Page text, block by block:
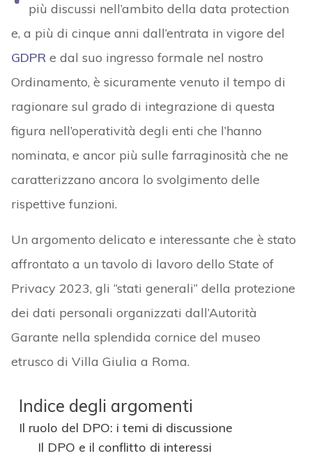
più discussi nell’ambito della data protection
e, a più di cinque anni dall’entrata in vigore del
GDPRe dal suo ingresso formale nel nostro
Ordinamento, è sicuramente venuto il tempo di
ragionare sul grado di integrazione di questa
figura nell’operatività degli enti che l’hanno
nominata, e ancor più sulle farraginosità che ne
caratterizzano ancora lo svolgimento delle
rispettive funzioni.
Un argomento delicato e interessante che è stato
affrontato a un tavolo di lavoro dello State of
Privacy 2023, gli “stati generali” della protezione
dei dati personali organizzati dall’Autorità
Garante nella splendida cornice del museo
etrusco di Villa Giulia a Roma.
Indice degli argomenti
Il ruolo del DPO: i temi di discussione
Il DPO e il conflitto di interessi